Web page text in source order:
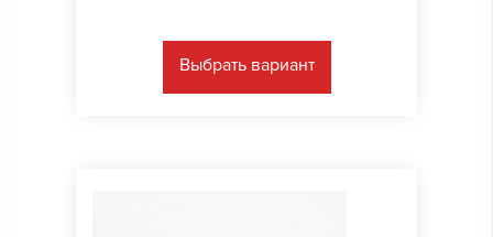
Выбрать вариант